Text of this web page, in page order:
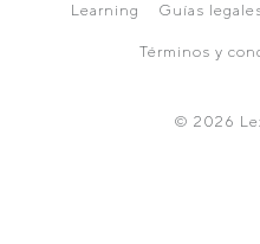
Learning Guías
Términos y
© 2026